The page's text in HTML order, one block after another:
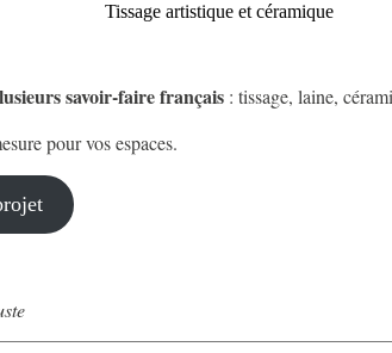
Tissage artistique et céramique
savoir-faire français : tissage, laine,
pour vos espaces.